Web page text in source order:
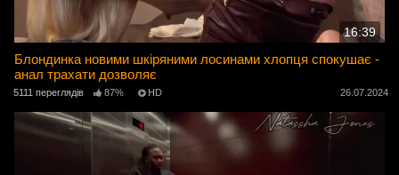
16:39
Блондинка новими шкіряними лосинами хлопця спокушає -
анал трахати дозволяє
5111 переглядів 87% HD 26.07.2024